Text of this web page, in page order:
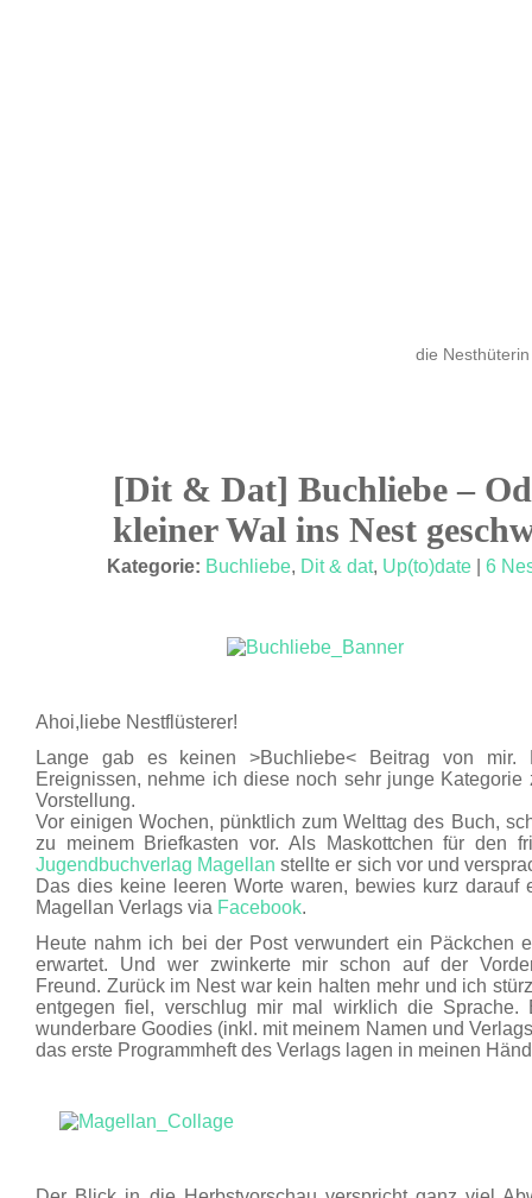
die Nesthüterin
[Dit & Dat] Buchliebe –
kleiner Wal ins Nest
Kategorie: Buchliebe, Dit & dat, Up(to)date 6
Ahoi,liebe Nestflüsterer!
Lange gab es keinen >Buchliebe< Beitrag von mir.
Ereignissen, nehme ich diese noch sehr junge
Vorstellung.
Vor einigen Wochen, pünktlich zum Welttag des Buch,
zu meinem Briefkasten vor. Als Maskottchen für den
Jugendbuchverlag Magellan stellte er sich vor und
Das dies keine leeren Worte waren, bewies kurz darauf
Magellan Verlags via Facebook.
Heute nahm ich bei der Post verwundert ein Päckchen
erwartet. Und wer zwinkerte mir schon auf der
Freund. Zurück im Nest war kein halten mehr und ich
entgegen fiel, verschlug mir mal wirklich die Sprache.
wunderbare Goodies (inkl. mit meinem Namen und
das erste Programmheft des Verlags lagen in meinen